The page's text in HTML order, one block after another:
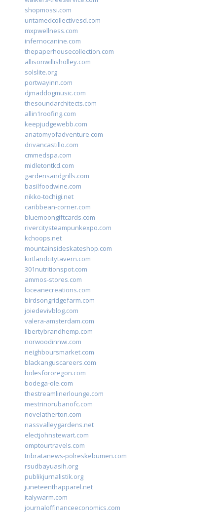
shopmossi.com
untamedcollectivesd.com
mxpwellness.com
infernocanine.com
thepaperhousecollection.com
allisonwillisholley.com
solslite.org
portwayinn.com
djmaddogmusic.com
thesoundarchitects.com
allin1roofing.com
keepjudgewebb.com
anatomyofadventure.com
drivancastillo.com
cmmedspa.com
midletontkd.com
gardensandgrills.com
basilfoodwine.com
nikko-tochigi.net
caribbean-corner.com
bluemoongiftcards.com
rivercitysteampunkexpo.com
kchoops.net
mountainsideskateshop.com
kirtlandcitytavern.com
301nutritionspot.com
ammos-stores.com
loceanecreations.com
birdsongridgefarm.com
joiedevivblog.com
valera-amsterdam.com
libertybrandhemp.com
norwoodinnwi.com
neighboursmarket.com
blackanguscareers.com
bolesfororegon.com
bodega-ole.com
thestreamlinerlounge.com
mestrinorubanofc.com
novelatherton.com
nassvalleygardens.net
electjohnstewart.com
omptourtravels.com
tribratanews-polreskebumen.com
rsudbayuasih.org
publikjurnalistik.org
juneteenthapparel.net
italywarm.com
journaloffinanceeconomics.com